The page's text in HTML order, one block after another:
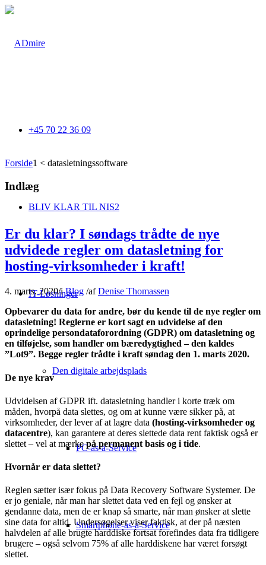
+45 70 22 36 09
BLIV KLAR TIL NIS2
IT-Løsninger
Den digitale arbejdsplads
PC-as-a-Service
Smartphone-as-a-Service
Forside1 < datasletningssoftware
Indlæg
Er du klar? I søndags trådte de nye
udvidede regler om datasletning for
hosting-virksomheder i kraft!
4. marts, 2020/iBlog /afDenise Thomassen
Opbevarer du data for andre, bør du kende til de nye regler om
datasletning! Reglerne er kort sagt en udvidelse af den
oprindelige persondataforordning (GDPR) om datasletning og
en tilføjelse, som handler om bæredygtighed – den kaldes
”Lot9”. Begge regler trådte i kraft søndag den 1. marts 2020.
De nye krav
Udvidelsen af GDPR ift. datasletning handler i korte træk om
måden, hvorpå data slettes, og om at kunne være sikker på, at
virksomheder, der lever af at lagre data (hosting-virksomheder og
datacentre), kan garantere at deres slettede data rent faktisk også er
slettet – vel at mærkepå permanent basis og i tide.
Hvornår er data slettet?
Reglen sætter især fokus på Data Recovery Software Systemer. De
er jo geniale, når man har slettet data ved en fejl og ønsker at
gendanne data, men de er knap så smarte, når man ønsker at slette
sine data for altid. Undersøgelser viser faktisk, at der på næsten
halvdelen af alle brugte harddiske fortsat forefindes data fra tidligere
brugere – også selvom 75% af alle harddiskene har været forsøgt
slettet.